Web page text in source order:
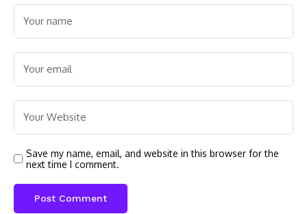
Save my name, email, and website in this browser for the
next time I comment.